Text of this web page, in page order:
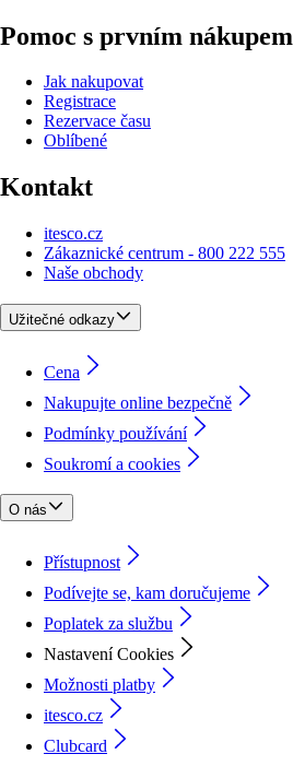
Pomoc s prvním nákupem
Jak nakupovat
Registrace
Rezervace času
Oblíbené
Kontakt
itesco.cz
Zákaznické centrum - 800 222 555
Naše obchody
Užitečné odkazy
Cena
Nakupujte online bezpečně
Podmínky používání
Soukromí a cookies
O nás
Přístupnost
Podívejte se, kam doručujeme
Poplatek za službu
Nastavení Cookies
Možnosti platby
itesco.cz
Clubcard